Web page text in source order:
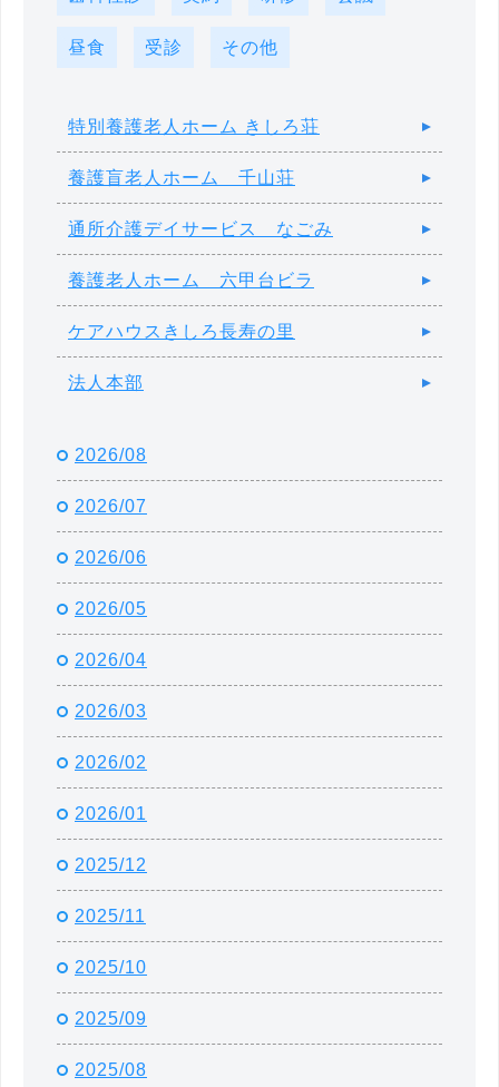
昼食 受診 その他
特別養護老人ホーム きしろ荘
養護盲老人ホーム 千山荘
通所介護デイサービス なごみ
養護老人ホーム 六甲台ビラ
ケアハウスきしろ長寿の里
法人本部
2026/08
2026/07
2026/06
2026/05
2026/04
2026/03
2026/02
2026/01
2025/12
2025/11
2025/10
2025/09
2025/08